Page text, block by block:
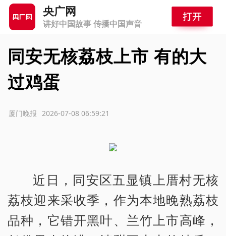
央广网
讲好中国故事 传播中国声音
同安无核荔枝上市 有的大
过鸡蛋
2026-07-08 06:59:21
厦门晚报
近日，同安区五显镇上厝村无核
荔枝迎来采收季，作为本地晚熟荔枝
品种，它错开黑叶、兰竹上市高峰，